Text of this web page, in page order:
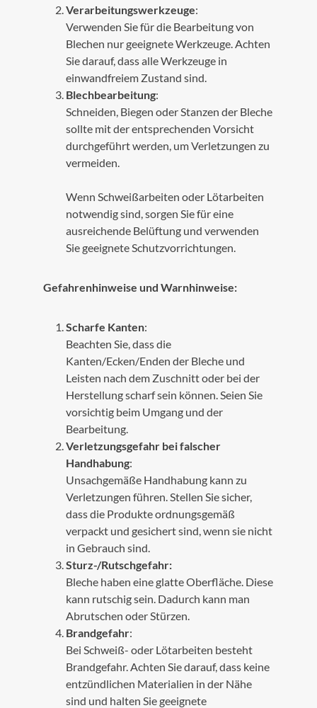
Verarbeitungswerkzeuge:
Verwenden Sie für die Bearbeitung von
Blechen nur geeignete Werkzeuge. Achten
Sie darauf, dass alle Werkzeuge in
einwandfreiem Zustand sind.
Blechbearbeitung:
Schneiden, Biegen oder Stanzen der Bleche
sollte mit der entsprechenden Vorsicht
durchgeführt werden, um Verletzungen zu
vermeiden.
Wenn Schweißarbeiten oder Lötarbeiten
notwendig sind, sorgen Sie für eine
ausreichende Belüftung und verwenden
Sie geeignete Schutzvorrichtungen.
Gefahrenhinweise und Warnhinweise:
Scharfe Kanten:
Beachten Sie, dass die
Kanten/Ecken/Enden der Bleche und
Leisten nach dem Zuschnitt oder bei der
Herstellung scharf sein können. Seien Sie
vorsichtig beim Umgang und der
Bearbeitung.
Verletzungsgefahr bei falscher
Handhabung:
Unsachgemäße Handhabung kann zu
Verletzungen führen. Stellen Sie sicher,
dass die Produkte ordnungsgemäß
verpackt und gesichert sind, wenn sie nicht
in Gebrauch sind.
Sturz-/Rutschgefahr:
Bleche haben eine glatte Oberfläche. Diese
kann rutschig sein. Dadurch kann man
Abrutschen oder Stürzen.
Brandgefahr:
Bei Schweiß- oder Lötarbeiten besteht
Brandgefahr. Achten Sie darauf, dass keine
entzündlichen Materialien in der Nähe
sind und halten Sie geeignete